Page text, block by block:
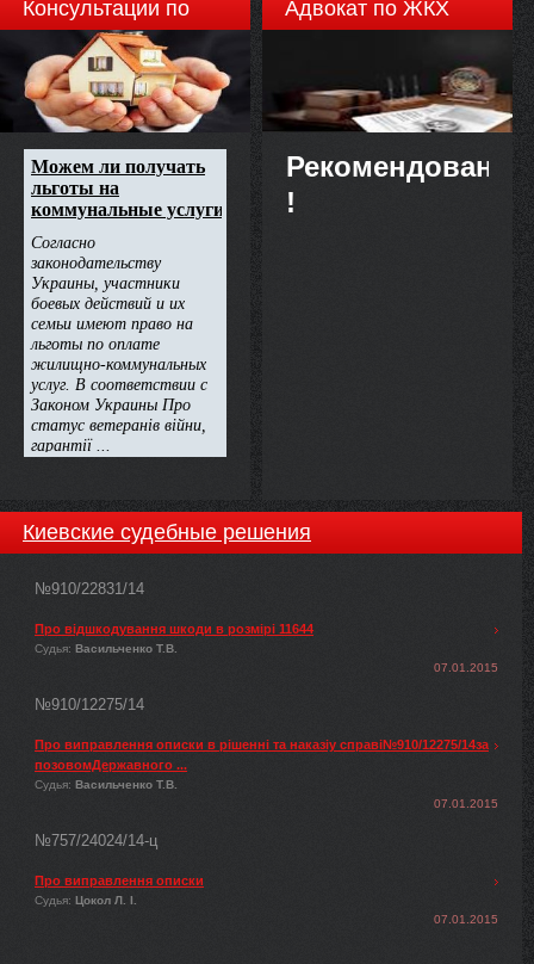
Консультации по
недвижимости
Адвокат по ЖКХ
Рекомендовано
!
Киевские судебные решения
№910/22831/14
Про відшкодування шкоди в розмірі 11644
Судья: Васильченко Т.В.
07.01.2015
№910/12275/14
Про виправлення описки в рішенні та наказіу справі№910/12275/14за
позовомДержавного ...
Судья: Васильченко Т.В.
07.01.2015
№757/24024/14-ц
Про виправлення описки
Судья: Цокол Л. І.
07.01.2015